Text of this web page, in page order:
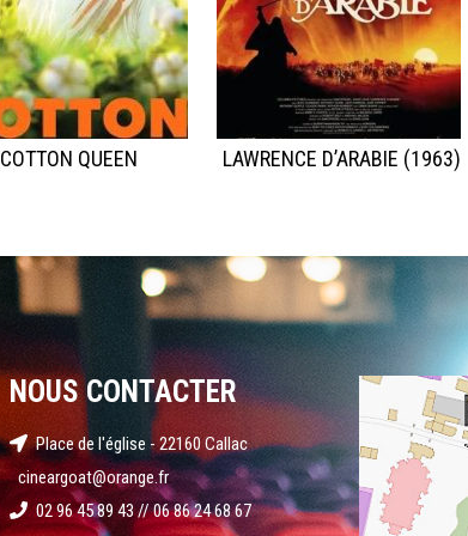
COTTON QUEEN LAWRENCE D’ARABIE (1963)
NOUS CONTACTER
Place de l'église - 22160 Callac
cineargoat@orange.fr
02 96 45 89 43 // 06 86 24 68 67